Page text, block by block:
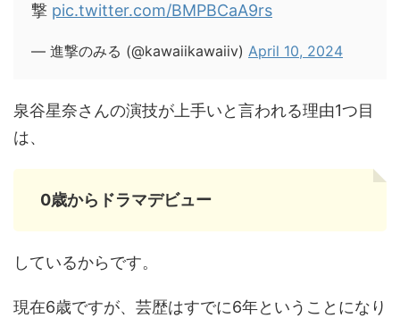
撃 pic.twitter.com/BMPBCaA9rs
— 進撃のみる (@kawaiikawaiiv) April 10, 2024
泉谷星奈さんの演技が上手いと言われる理由1つ目
は、
0歳からドラマデビュー
しているからです。
現在6歳ですが、芸歴はすでに6年ということになり